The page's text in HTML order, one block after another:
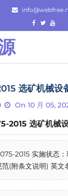
选矿机械设
On 10 月 05,
2015 选矿机械
2015 实施状态
(附条文说明) 英文